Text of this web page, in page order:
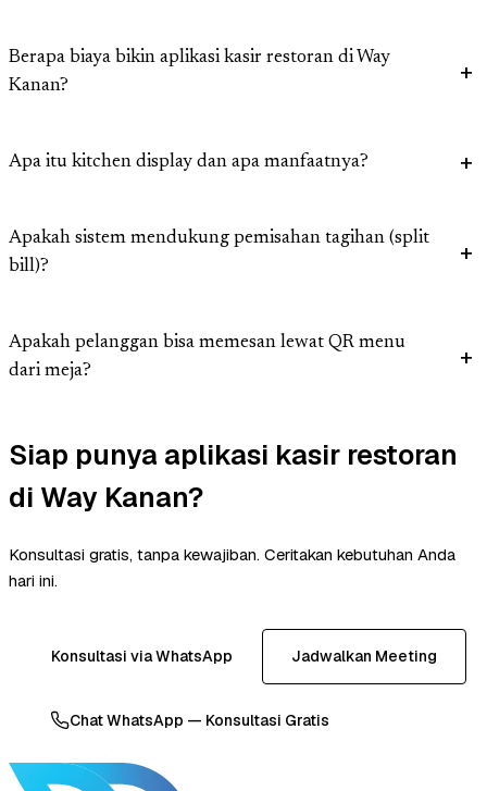
Berapa biaya bikin aplikasi kasir restoran di Way
Kanan?
Apa itu kitchen display dan apa manfaatnya?
Apakah sistem mendukung pemisahan tagihan (split
bill)?
Apakah pelanggan bisa memesan lewat QR menu
dari meja?
Siap punya aplikasi kasir restoran
di Way Kanan?
Konsultasi gratis, tanpa kewajiban. Ceritakan kebutuhan Anda
hari ini.
Konsultasi via WhatsApp Jadwalkan Meeting
Chat WhatsApp — Konsultasi Gratis